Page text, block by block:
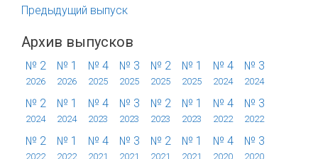
Предыдущий выпуск
Архив выпусков
№ 2
2026
№ 1
2026
№ 4
2025
№ 3
2025
№ 2
2025
№ 1
2025
№ 4
2024
№ 3
2024
№ 2
2024
№ 1
2024
№ 4
2023
№ 3
2023
№ 2
2023
№ 1
2023
№ 4
2022
№ 3
2022
№ 2
2022
№ 1
2022
№ 4
2021
№ 3
2021
№ 2
2021
№ 1
2021
№ 4
2020
№ 3
2020